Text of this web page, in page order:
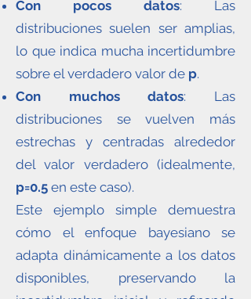
Con pocos datos: Las
distribuciones suelen ser amplias,
lo que indica mucha incertidumbre
sobre el verdadero valor de p.
Con muchos datos: Las
distribuciones se vuelven más
estrechas y centradas alrededor
del valor verdadero (idealmente,
p=0.5 en este caso).
Este ejemplo simple demuestra
cómo el enfoque bayesiano se
adapta dinámicamente a los datos
disponibles, preservando la